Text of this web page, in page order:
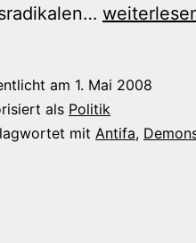
Was
NPD-
am 1. Mai 2008
als Politik
mit Antifa,